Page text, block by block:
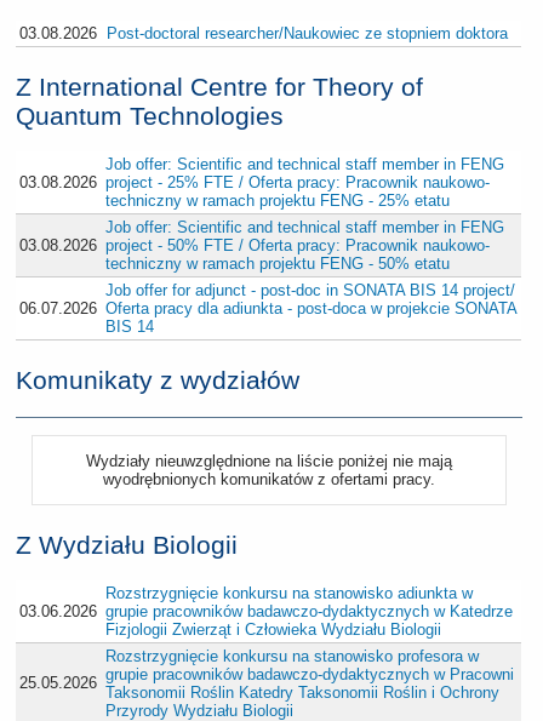
03.08.2026 Post-doctoral researcher/Naukowiec ze stopniem doktora
Z International Centre for Theory of
Quantum Technologies
03.08.2026
Job offer: Scientific and technical staff member in FENG
project - 25% FTE / Oferta pracy: Pracownik naukowo-
techniczny w ramach projektu FENG - 25% etatu
03.08.2026
Job offer: Scientific and technical staff member in FENG
project - 50% FTE / Oferta pracy: Pracownik naukowo-
techniczny w ramach projektu FENG - 50% etatu
06.07.2026
Job offer for adjunct - post-doc in SONATA BIS 14 project/
Oferta pracy dla adiunkta - post-doca w projekcie SONATA
BIS 14
Komunikaty z wydziałów
Wydziały nieuwzględnione na liście poniżej nie mają
wyodrębnionych komunikatów z ofertami pracy.
Z Wydziału Biologii
03.06.2026
Rozstrzygnięcie konkursu na stanowisko adiunkta w
grupie pracowników badawczo-dydaktycznych w Katedrze
Fizjologii Zwierząt i Człowieka Wydziału Biologii
25.05.2026
Rozstrzygnięcie konkursu na stanowisko profesora w
grupie pracowników badawczo-dydaktycznych w Pracowni
Taksonomii Roślin Katedry Taksonomii Roślin i Ochrony
Przyrody Wydziału Biologii